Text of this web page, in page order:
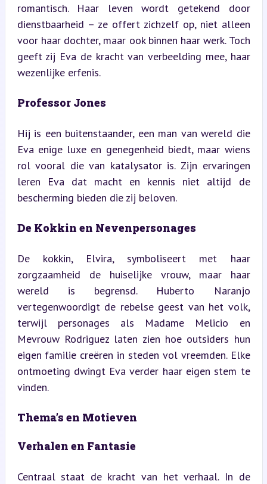
romantisch. Haar leven wordt getekend door
dienstbaarheid – ze offert zichzelf op, niet alleen
voor haar dochter, maar ook binnen haar werk. Toch
geeft zij Eva de kracht van verbeelding mee, haar
wezenlijke erfenis.
Professor Jones
Hij is een buitenstaander, een man van wereld die
Eva enige luxe en genegenheid biedt, maar wiens
rol vooral die van katalysator is. Zijn ervaringen
leren Eva dat macht en kennis niet altijd de
bescherming bieden die zij beloven.
De Kokkin en Nevenpersonages
De kokkin, Elvira, symboliseert met haar
zorgzaamheid de huiselijke vrouw, maar haar
wereld is begrensd. Huberto Naranjo
vertegenwoordigt de rebelse geest van het volk,
terwijl personages als Madame Melicio en
Mevrouw Rodriguez laten zien hoe outsiders hun
eigen familie creëren in steden vol vreemden. Elke
ontmoeting dwingt Eva verder haar eigen stem te
vinden.
Thema’s en Motieven
Verhalen en Fantasie
Centraal staat de kracht van het verhaal. In de